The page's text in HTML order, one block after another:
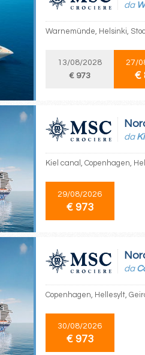
da
Warnemünde, Helsinki,
13/08/2028
€ 973
27/
€
da
Kiel canal, Copenhagen,
29/08/2026
€ 973
da
Copenhagen, Hellesylt,
30/08/2026
€ 973